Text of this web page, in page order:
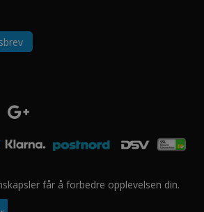
får å forbedre opplevelsen din.
GROUP AS. Alle rettigheter forbeholdt.